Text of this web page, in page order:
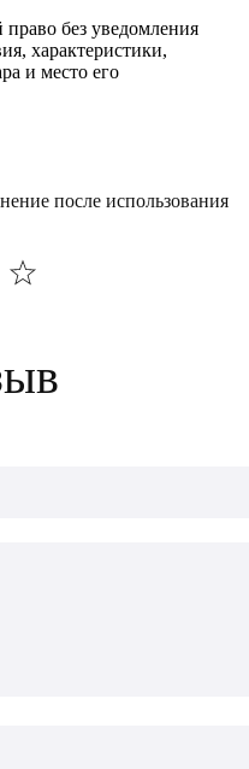
право без уведомления
характеристики,
и место его
после использования